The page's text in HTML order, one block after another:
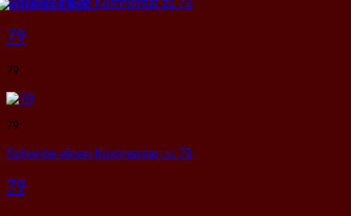
79
79
79
Schreibe einen Kommentar zu 79
79